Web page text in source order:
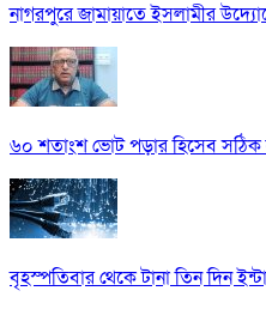
নাগরপুরে জামায়াতে ইসলামীর
৬০ শতাংশ ভোট পড়ার হিসেব সঠিক
বৃহস্পতিবার থেকে টানা তিন দিন